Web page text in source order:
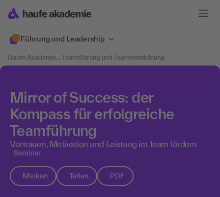
Führung und Leadership
Haufe Akademie....Teamführung und Teamentwicklung
Mirror of Success: der
Kompass für erfolgreiche
Teamführung
Vertrauen, Motivation und Leistung im Team fördern
Seminar
Merken Teilen PDF